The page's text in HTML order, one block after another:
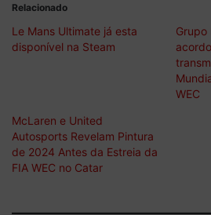
Relacionado
Le Mans Ultimate já esta
disponível na Steam
Grupo
WEC
McLaren e United
Autosports Revelam Pintura
de 2024 Antes da Estreia da
FIA WEC no Catar